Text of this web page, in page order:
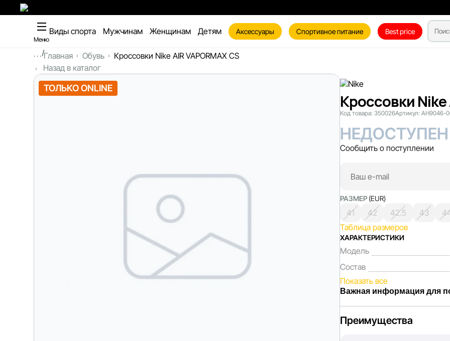
Меню
Виды спорта Мужчинам Женщинам Детям Аксессуары Спортивное питание Best price
...Главная Обувь
Кроссовки Nike AIR VAPORMAX CS
Назад в каталог
ТОЛЬКО ONLINE
Кроссовки Nike
Код товара: 350026Артикул: AH9046-
НЕДОСТУПЕН
Сообщить о поступлении
РАЗМЕР (EUR)
41 42 42.5 43
Таблица размеров
ХАРАКТЕРИСТИКИ
Модель
Состав
Показать все
Важная информация для
Каждый день мы работаем
Преимущества